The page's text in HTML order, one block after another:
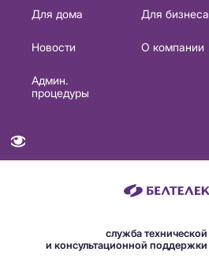
Основная
навигация
Для дома Для бизнеса
Новости
О компании
Админ.
процедуры
служба технической
и консультационной поддержки